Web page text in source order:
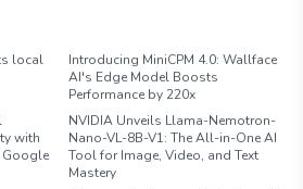
local
Introducing MiniCPM 4.0: Wallface
AI's Edge Model Boosts
Performance by 220x
with
NVIDIA Unveils Llama-Nemotron-
Nano-VL-8B-V1: The All-in-One AI
Tool for Image, Video, and Text
Mastery